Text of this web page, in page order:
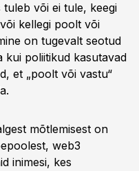
tuleb või ei tule, keegi
kellegi poolt või
on tugevalt seotud
kui poliitikud kasutavad
et „poolt või vastu“
mõtlemisest on
web3
inimesi, kes